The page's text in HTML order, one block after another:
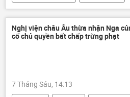
Donald Trump
Kim Jong-un
vũ khí hạt nhân
Thế giới
Trung Quốc
Nghị viện châu Âu thừa nhận Nga
cố chủ quyền bất chấp trừng phạt
7 Tháng Sáu, 14:13